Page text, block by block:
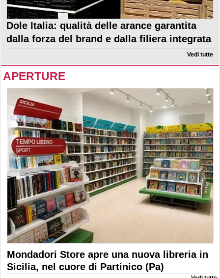
Dole Italia: qualità delle arance garantita
dalla forza del brand e dalla filiera integrata
Vedi tutte
APERTURE
Mondadori Store apre una nuova libreria in
Sicilia, nel cuore di Partinico (Pa)